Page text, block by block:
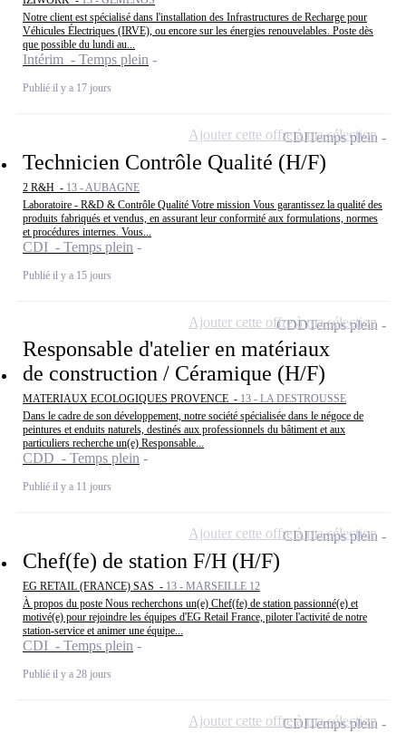
Notre client est spécialisé dans l'installation des Infrastructures de Recharge pour
Véhicules Électriques (IRVE), ou encore sur les énergies renouvelables. Poste dès
que possible du lundi au...
Intérim - Temps plein
Publié il y a 17 jours
Technicien Contrôle Qualité (H/F)
2 R&H - 13 - AUBAGNE
Laboratoire - R&D & Contrôle Qualité Votre mission Vous garantissez la qualité des
produits fabriqués et vendus, en assurant leur conformité aux formulations, normes
et procédures internes. Vous...
CDI - Temps plein
Publié il y a 15 jours
CDITemps plein
Ajouter cette offre à ma sélection
Responsable d'atelier en matériaux
de construction / Céramique (H/F)
MATERIAUX ECOLOGIQUES PROVENCE - 13 - LA DESTROUSSE
Dans le cadre de son développement, notre société spécialisée dans le négoce de
peintures et enduits naturels, destinés aux professionnels du bâtiment et aux
particuliers recherche un(e) Responsable...
CDD - Temps plein
Publié il y a 11 jours
CDDTemps plein
Ajouter cette offre à ma sélection
Chef(fe) de station F/H (H/F)
EG RETAIL (FRANCE) SAS - 13 - MARSEILLE 12
À propos du poste Nous recherchons un(e) Chef(fe) de station passionné(e) et
motivé(e) pour rejoindre les équipes d'EG Retail France, piloter l'activité de notre
station-service et animer une équipe...
CDI - Temps plein
Publié il y a 28 jours
CDITemps plein
Ajouter cette offre à ma sélection
CDITemps plein
Ajouter cette offre à ma sélection